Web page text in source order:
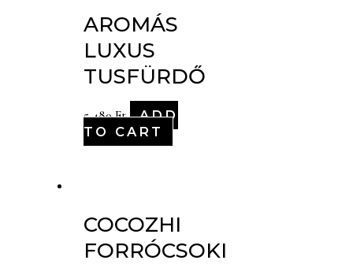
AROMÁS
LUXUS
TUSFÜRDŐ
5,480Ft
ADD
TO CART
COCOZHI
FORRÓCSOKI